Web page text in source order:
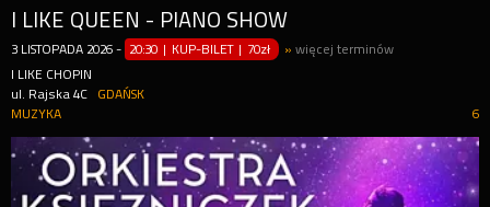
I LIKE QUEEN - PIANO SHOW
3 LISTOPADA 2026 - 20:30 | KUP-BILET | 70zł »więcej terminów
I LIKE CHOPIN
ul. Rajska 4C
GDAŃSK
6
MUZYKA